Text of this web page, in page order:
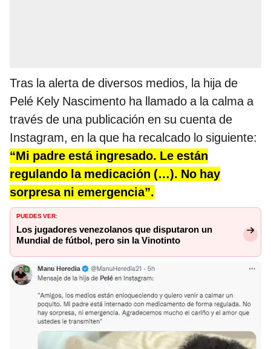
Tras la alerta de diversos medios, la hija de
Pelé Kely Nascimento ha llamado a la calma a
través de una publicación en su cuenta de
Instagram, en la que ha recalcado lo siguiente:
“Mi padre está ingresado. Le están
regulando la medicación (…). No hay
sorpresa ni emergencia”.
PUEDES VER:
Los jugadores venezolanos que disputaron un
Mundial de fútbol, pero sin la Vinotinto